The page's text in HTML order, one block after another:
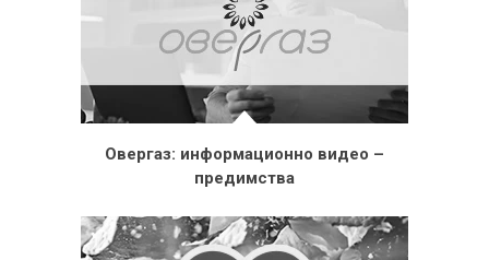
Овергаз: информационно видео –
предимства